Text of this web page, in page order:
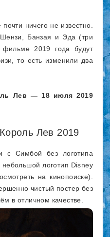
ничего не известно.
Банзая и Эда (три
2019 года будут
то есть изменили два
Лев — 18 июля 2019
Лев 2019
с Симбой без логотипа
логотип Disney
на кинопоиске).
чистый постер без
в отличном качестве.